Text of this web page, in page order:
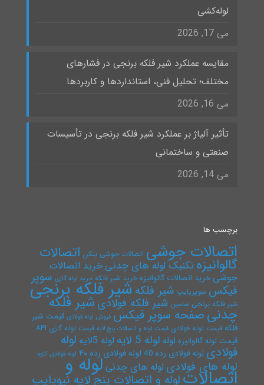
لوله‌کشی
می 17, 2026
مقایسه عملکرد شیر فلکه برنجی در فشارهای
مختلف؛ تحلیل فنی، استانداردها و کاربردها
می 16, 2026
تأثیر آلیاژ بر عملکرد شیر فلکه برنجی در تأسیسات
صنعتی و ساختمانی
می 14, 2026
برچسب ها
اتصالات جوشی اتصالات جوشی بنکن اتصالات
گالوانیزهتکنیک لوله های چدنیخرید اتصالات
جوشیخرید اتصالات گالوانیزه خرید شیر فلکه خرید لوله گازی سوپر
فیکس سوپرپایپ شیر فلکه شیر فلکه برنجی
شیر فلکه برنجی سامین شیر فلکه فولادی شیر فلکه
چدنیصفحه سوپر فیکس فروش لوله فولادی قیمت شیر
فلکه قیمت لوله فولادی قیمت لوله و اتصالات پنج لایه قیمت لوله گازی API
قیمت لوله گالوانیزه لوله لوله 5 لایه لوله 5لایه لوله
فولادی لوله فولادی رده 40 لوله فولادی رده ۴۰ لوله فولادی کاوه
لوله های فولادی لوله های چدنی لوله و اتصالاتلوله و اتصالات پنج لایه نیوپایپ